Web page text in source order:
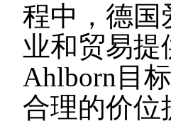
程中，德国
业和贸易提
Ahlborn 目
合理的价位